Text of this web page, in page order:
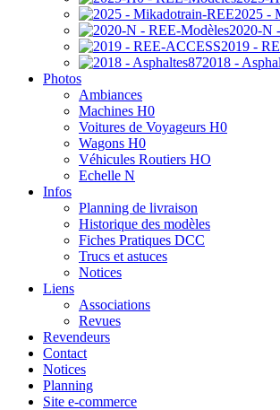
2025 -
2020-N
2019 -
2018 -
Photos
Ambiances
Machines H0
Voitures de Voyageurs H0
Wagons H0
Véhicules Routiers HO
Echelle N
Infos
Planning de livraison
Historique des modèles
Fiches Pratiques DCC
Trucs et astuces
Notices
Liens
Associations
Revues
Revendeurs
Contact
Notices
Planning
Site e-commerce